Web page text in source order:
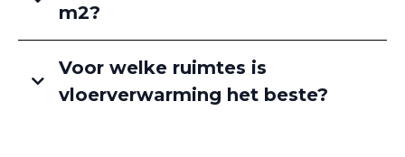
m2?
Voor welke ruimtes is
vloerverwarming het beste?